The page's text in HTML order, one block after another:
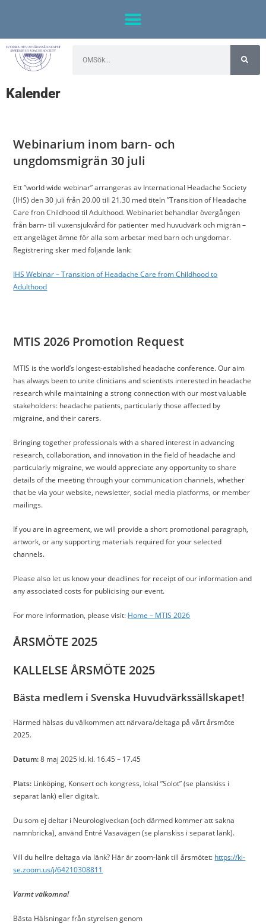
Kalender
Webinarium inom barn- och
ungdomsmigrän 30 juli
Ett ”world wide webinar” arrangeras av International Headache Society
(IHS) den 30 juli från 20.00 till 21.30 med titeln ”Transition of Headache
Care fron Childhood til Adulthood. Webinariet behandlar övergången
från barn- till vuxensjukvård för patienter med huvudvärk och migrän –
ett angeläget ämne för alla som arbetar med barn och ungdomar.
Registrering sker med följande länk:
IHS Webinar – Transition of Headache Care from Childhood to
Adulthood
MTIS 2026 Promotion Request
MTIS is the world’s longest-established headache conference. Our aim
has always been to unite clinicians and scientists interested in headache
research while maintaining a strong connection with our most valuable
stakeholders: headache patients, particularly those affected by
migraine, and their carers.
Bringing together professionals with a shared interest in advancing
research, collaboration, and innovation in the field of headache and
particularly migraine, we would appreciate any opportunity to share
details of the meeting through your communication channels, whether
that be via your website, newsletter, social media platforms, or member
mailings.
If you are in agreement, we will provide a short promotional paragraph,
artwork, or any supporting materials required for your selected
channels.
Please also let us know your deadlines for receipt of our information and
any associated costs for publicising our event.
For more information, please visit: Home – MTIS 2026
ÅRSMÖTE 2025
KALLELSE ÅRSMÖTE 2025
Bästa medlem i Svenska Huvudvärkssällskapet!
Härmed hälsas du välkommen att närvara/deltaga på vårt årsmöte
2025.
Datum:8 maj 2025 kl. kl. 16.45 – 17.45
Plats: Linköping, Konsert och kongress, lokal ”Solot” (se planskiss i
separat länk) eller digitalt.
Du som ej deltar i Neurologiveckan (och därmed kommer att sakna
namnbricka), använd Entré Vasavägen (se planskiss i separat länk).
Vill du hellre deltaga via länk? Här är zoom-länk till årsmötet: https://ki-
se.zoom.us/j/64210308811
Varmt välkomna!
Bästa Hälsningar från styrelsen genom